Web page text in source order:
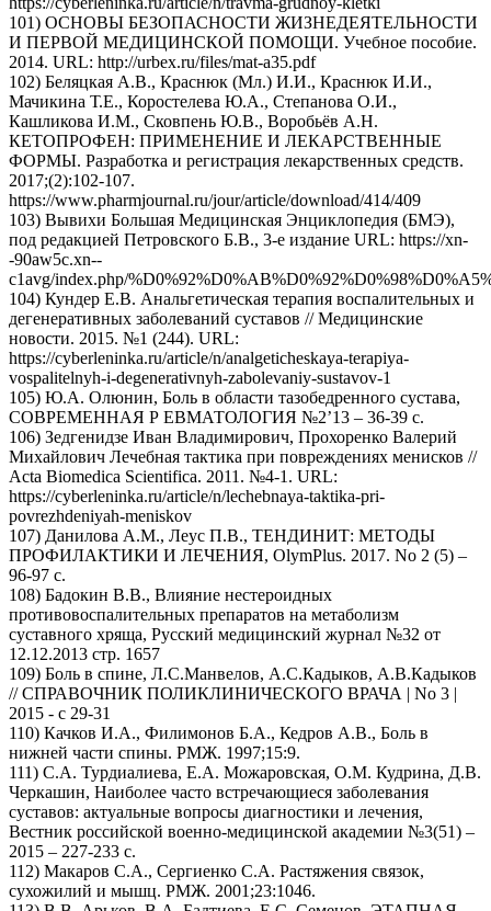
101) ОСНОВЫ БЕЗОПАСНОСТИ ЖИЗНЕДЕЯТЕЛЬНОСТИ
И ПЕРВОЙ МЕДИЦИНСКОЙ ПОМОЩИ. Учебное пособие.
2014. URL: http://urbex.ru/files/mat-a35.pdf
102) Беляцкая А.В., Краснюк (Мл.) И.И., Краснюк И.И.,
Мачикина Т.Е., Коростелева Ю.А., Степанова О.И.,
Кашликова И.М., Сковпень Ю.В., Воробьёв А.Н.
КЕТОПРОФЕН: ПРИМЕНЕНИЕ И ЛЕКАРСТВЕННЫЕ
ФОРМЫ. Разработка и регистрация лекарственных средств.
2017;(2):102-107.
https://www.pharmjournal.ru/jour/article/download/414/409
103) Вывихи Большая Медицинская Энциклопедия (БМЭ),
под редакцией Петровского Б.В., 3-е издание URL: https://xn-
-90aw5c.xn--
c1avg/index.php/
104) Кундер Е.В. Анальгетическая терапия воспалительных и
дегенеративных заболеваний суставов // Медицинские
новости. 2015. №1 (244). URL:
https://cyberleninka.ru/article/n/analgeticheskaya-terapiya-
vospalitelnyh-i-degenerativnyh-zabolevaniy-sustavov-1
105) Ю.А. Олюнин, Боль в области тазобедренного сустава,
СОВPEМЕННАЯ Р ЕВМАТОЛОГИЯ №2’13 – 36-39 с.
106) Зедгенидзе Иван Владимирович, Прохоренко Валерий
Михайлович Лечебная тактика при повреждениях менисков //
Acta Biomedica Scientifica. 2011. №4-1. URL:
https://cyberleninka.ru/article/n/lechebnaya-taktika-pri-
povrezhdeniyah-meniskov
107) Данилова А.М., Леус П.В., ТЕНДИНИТ: МЕТОДЫ
ПРОФИЛАКТИКИ И ЛЕЧЕНИЯ, OlymPlus. 2017. No 2 (5) –
96-97 с.
108) Бадокин В.В., Влияние нестероидных
противовоспалительных препаратов на метаболизм
суставного хряща, Русский медицинский журнал №32 от
12.12.2013 стр. 1657
109) Боль в спине, Л.С.Манвелов, А.С.Кадыков, А.В.Кадыков
// СПРАВОЧНИК ПОЛИКЛИНИЧЕСКОГО ВРАЧА | No 3 |
2015 - с 29-31
110) Качков И.А., Филимонов Б.А., Кедров А.В., Боль в
нижней части спины. РМЖ. 1997;15:9.
111) С.А. Турдиалиева, Е.А. Можаровская, О.М. Кудрина, Д.В.
Черкашин, Наиболее часто встречающиеся заболевания
суставов: актуальные вопросы диагностики и лечения,
Вестник российской военно-медицинской академии №3(51) –
2015 – 227-233 с.
112) Макаров С.А., Сергиенко С.А. Растяжения связок,
сухожилий и мышц. РМЖ. 2001;23:1046.